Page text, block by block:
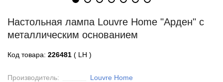
Настольная лампа Louvre Home "Арден" с
металлическим основанием
Код товара: 226481 ( LH )
Производитель:
Louvre Home